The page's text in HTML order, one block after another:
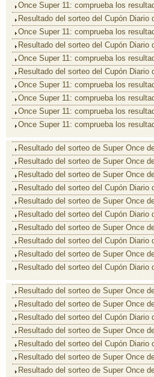
Once Super 11: comprueba los
Resultado del sorteo del Cupón
Once Super 11: comprueba los
Resultado del sorteo del Cupón
Once Super 11: comprueba los
Resultado del sorteo del Cupón
Once Super 11: comprueba los
Once Super 11: comprueba los
Once Super 11: comprueba los
Once Super 11: comprueba los
Resultado del sorteo de Super Once
Resultado del sorteo de Super Once
Resultado del sorteo de Super Once
Resultado del sorteo del Cupón
Resultado del sorteo de Super Once
Resultado del sorteo del Cupón
Resultado del sorteo de Super Once
Resultado del sorteo del Cupón
Resultado del sorteo de Super Once
Resultado del sorteo del Cupón
Resultado del sorteo de Super Once
Resultado del sorteo de Super Once
Resultado del sorteo del Cupón
Resultado del sorteo de Super Once
Resultado del sorteo del Cupón
Resultado del sorteo de Super Once
Resultado del sorteo de Super Once